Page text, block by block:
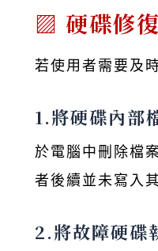
硬碟修
若使用者需要及
1.將硬碟內部
於電腦中刪除檔
者後續並未寫入
2.將故障硬碟